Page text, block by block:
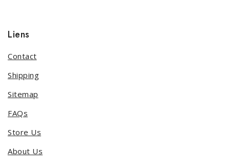
Liens
Contact
Shipping
Sitemap
FAQs
Store Us
About Us